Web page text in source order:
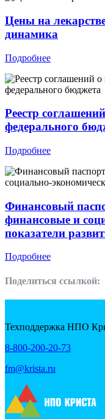
Цены на
динамика
Подробнее
Реестр
федерального
Подробнее
Финансовый
финансовые и
показатели
Подробнее
Поделиться ссылкой:
Техподдержка НПО
8-800-200-20-73
fm@krista.ru